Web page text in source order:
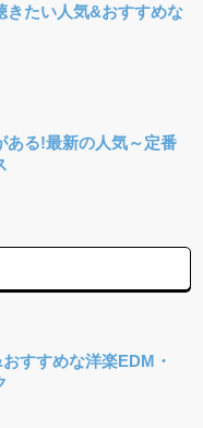
きたい人気&おすすめな
ある!最新の人気～定番
すすめな洋楽EDM・